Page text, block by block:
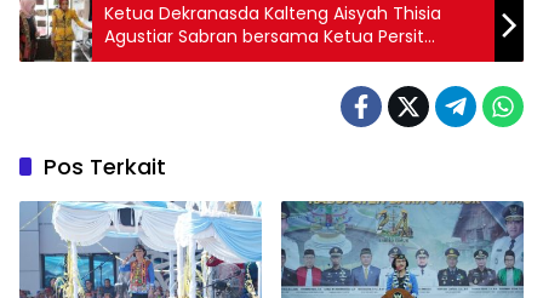
Ketua Dekranasda Kalteng Aisyah Thisia
Agustiar Sabran bersama Ketua Persit
Kartika Chandra Kirana Daerah
XII/Tanjungpura Indah Jamllulael Melihat
Produk Kerajinan di Dekranasda
Pos Terkait